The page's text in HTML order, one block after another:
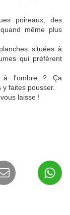
poireaux, des
même plus
situées à
qui préfèrent
à l'ombre ? Ça
faites pousser.
laisse !